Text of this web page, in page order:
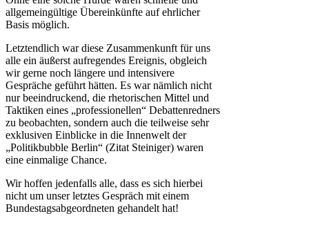
allgemeingültige Übereinkünfte auf ehrlicher
Basis möglich.
Letztendlich war diese Zusammenkunft für uns
alle ein äußerst aufregendes Ereignis, obgleich
wir gerne noch längere und intensivere
Gespräche geführt hätten. Es war nämlich nicht
nur beeindruckend, die rhetorischen Mittel und
Taktiken eines „professionellen“ Debattenredners
zu beobachten, sondern auch die teilweise sehr
exklusiven Einblicke in die Innenwelt der
„Politikbubble Berlin“ (Zitat Steiniger) waren
eine einmalige Chance.
Wir hoffen jedenfalls alle, dass es sich hierbei
nicht um unser letztes Gespräch mit einem
Bundestagsabgeordneten gehandelt hat!